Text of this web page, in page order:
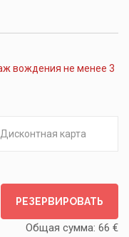
вождения не менее 3
РЕЗЕРВИРОВАТЬ
Общая сумма: 66 €